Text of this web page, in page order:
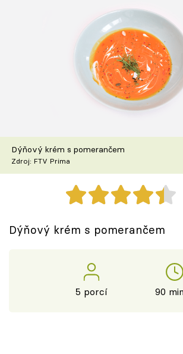
TV Program
Recepty z TV
Speciál: Cuketa
Těhotnej kuchař
Sledujte prima+
Dýňový krém s pomerančem
Zdroj: FTV Prima
Dýňový krém s pomerančem
5 porcí 90